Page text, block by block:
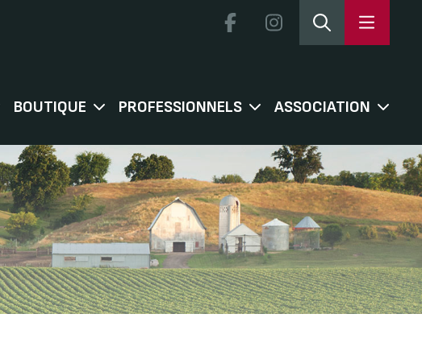
BOUTIQUE PROFESSIONNELS ASSOCIATION